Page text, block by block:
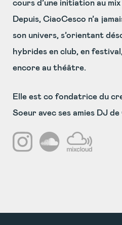
cours d’une initiation au
Depuis, CiaoCesco n’a
son univers, s’orientant
hybrides en club, en
encore au théâtre.
Elle est co fondatrice du
Soeur avec ses amies DJ